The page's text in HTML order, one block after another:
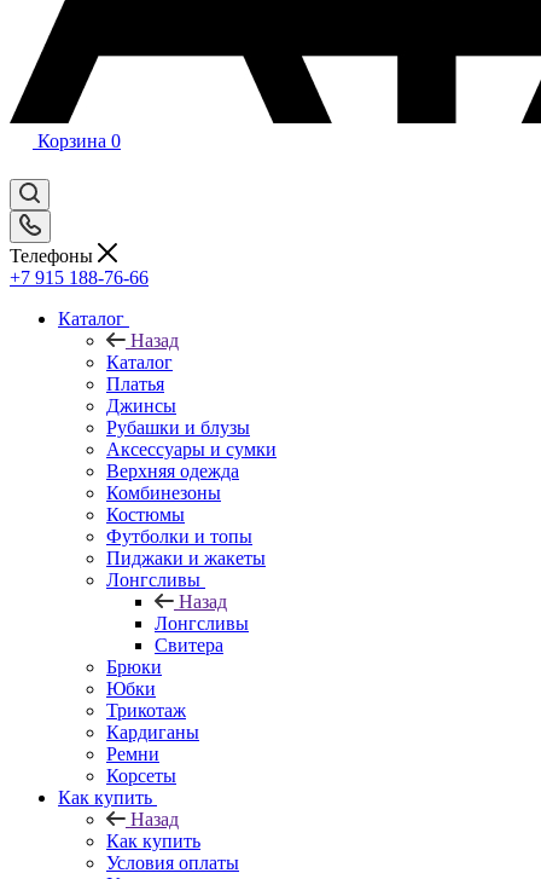
Корзина 0
Телефоны
+7 915 188-76-66
Каталог
Назад
Каталог
Платья
Джинсы
Рубашки и блузы
Аксессуары и сумки
Верхняя одежда
Комбинезоны
Костюмы
Футболки и топы
Пиджаки и жакеты
Лонгсливы
Назад
Лонгсливы
Свитера
Брюки
Юбки
Трикотаж
Кардиганы
Ремни
Корсеты
Как купить
Назад
Как купить
Условия оплаты